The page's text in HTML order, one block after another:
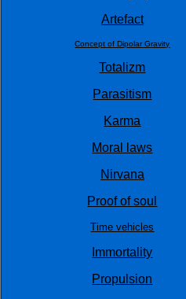
Artefact
Concept of Dipolar Gravity
Totalizm
Parasitism
Karma
Moral laws
Nirvana
Proof of soul
Time vehicles
Immortality
Propulsion